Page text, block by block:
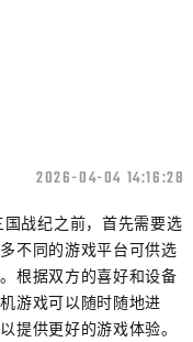
2026-04-04 14:16:28
战纪之前，首先需要选
不同的游戏平台可供选
根据双方的喜好和设备
游戏可以随时随地进
提供更好的游戏体验。